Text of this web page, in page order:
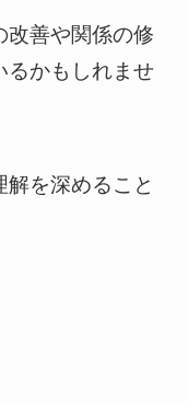
改善や関係の修
るかもしれませ
を深めること